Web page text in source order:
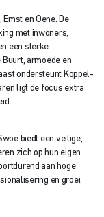
en Oene. De
met inwoners,
een sterke
Buurt, armoede en
ondersteunt Koppel-
ligt de focus extra
biedt een veilige,
zich op hun eigen
aan hoge
en groei.